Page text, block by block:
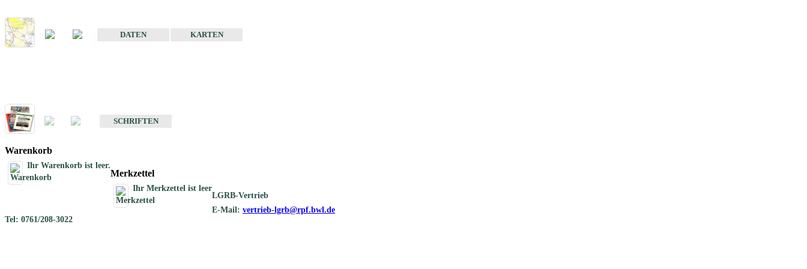
DATEN
KARTEN
SCHRIFTEN
Warenkorb
Ihr Warenkorb ist leer.
Merkzettel
Ihr Merkzettel ist leer
LGRB-Vertrieb
E-Mail: vertrieb-lgrb@rpf.bwl.de
Tel: 0761/208-3022